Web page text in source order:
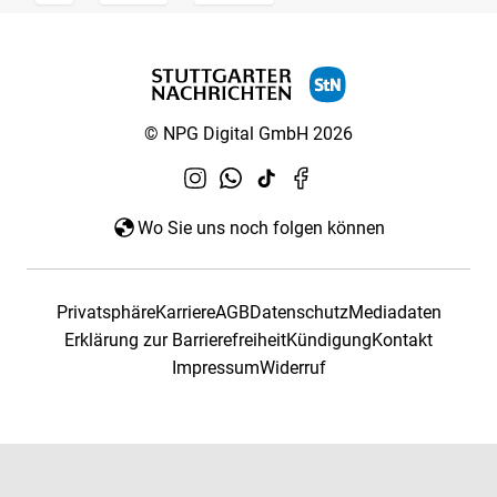
© NPG Digital GmbH 2026
Wo Sie uns noch folgen können
PrivatsphäreKarriereAGBDatenschutzMediadaten
Erklärung zur BarrierefreiheitKündigungKontakt
ImpressumWiderruf